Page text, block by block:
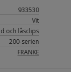
933530
Vit
och låsclips
200-serien
FRANKE